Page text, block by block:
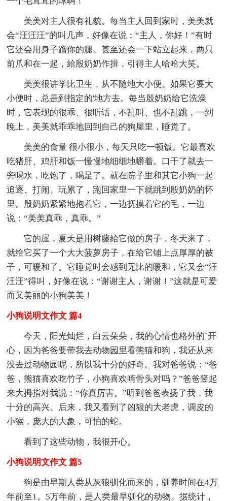
美美对主人很有礼貌。每当主人回到家时，美美就
会“汪汪汪”的叫几声，好像在说：“主人，你好！”有时
它还会用身子蹭你的腿。甚至还会一下站立起来，两只
前爪和在一起，給殷奶奶作揖，引得主人哈哈大笑。
美美很讲学比卫生，从不随地大小便。如果它要大
小便时，总是到指定的'地方去。每当殷奶奶给它洗澡
时，它表现的很乖、很听话，不乱叫、也不乱跳，一到
晚上，美美就乖乖地回到自己的狗屋里，睡觉了。
美美的食量 很小很小，每天只吃一顿饭。它最喜欢
吃猪肝、鸡肝和饭一慢慢地细细地嚼着。口干了就去一
旁喝水，吃饱了，喝足了。就在院子里和其它小狗一起
追逐、打闹。玩累了，跑回家里一下就跳到殷奶奶的怀
里。殷奶奶紧紧地抱着它，一边抚摸着它的毛，一边
说：“美美真乖，真乖。”
它的屋，夏天是用树藤給它做的房子，冬天来了，
就给它买了一个大大菠萝房子，在给它铺上点厚厚的被
子，可暖和了。它睡觉时会感到无比的暖和，它又会“汪
汪汪”得叫，好像在说：“谢谢主人，谢谢！”这就是可爱
而又美丽的小狗美美！
小狗说明文作文 篇4
今天，阳光灿烂，白云朵朵，我的心情也格外的`开
心，因为爸爸要带我去动物园里看熊猫和狗，我还从来
没去过动物园呢，所以我十分的好奇。我对爸爸说：“爸
爸，熊猫喜欢吃竹子，小狗喜欢啃骨头对吗？”爸爸竖起
来大拇指对我说：“你真厉害。”听到爸爸表扬了我，我
十分的高兴。后来，我又看到了凶狠的大老虎，调皮的
小猴，庞大的大象，可怕的蛇。
看到了这些动物，我很开心。
小狗说明文作文 篇5
狗是由早期人类从灰狼驯化而来的，驯养时间在4万
年前至1。5万年前，是人类最早驯化的动物。据统计，